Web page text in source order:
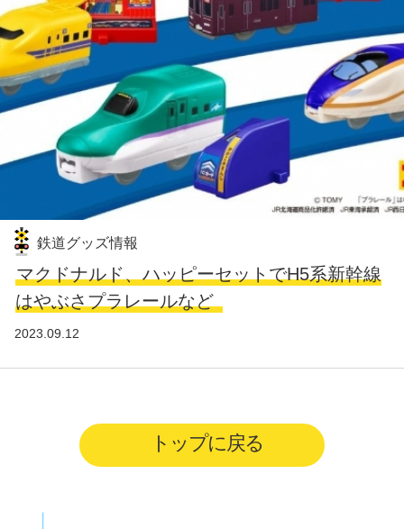
鉄道グッズ情報
マクドナルド、ハッピーセットでH5系新幹線
はやぶさプラレールなど
2023.09.12
トップに戻る